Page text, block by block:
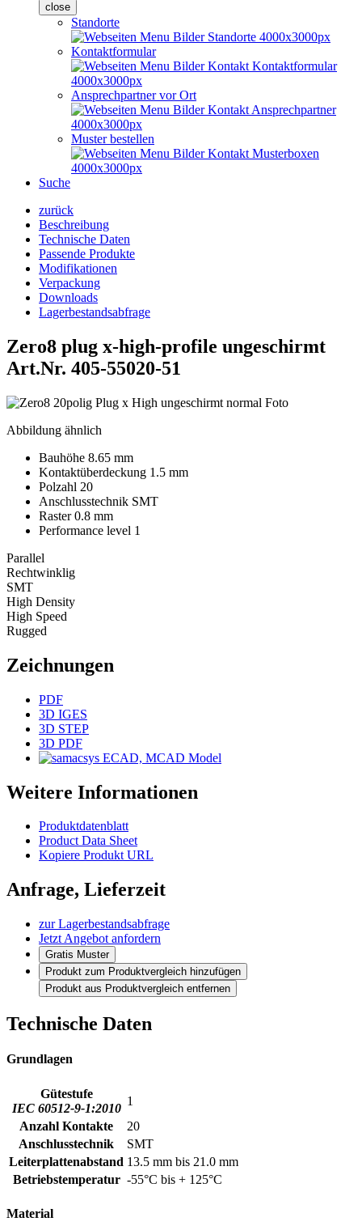
close
Standorte
Kontaktformular
Ansprechpartner vor Ort
Muster bestellen
Suche
zurück
Beschreibung
Technische Daten
Passende Produkte
Modifikationen
Verpackung
Downloads
Lagerbestandsabfrage
Zero8 plug x-high-profile ungeschirmt
Art.Nr. 405-55020-51
Abbildung ähnlich
Bauhöhe 8.65 mm
Kontaktüberdeckung 1.5 mm
Polzahl 20
Anschlusstechnik SMT
Raster 0.8 mm
Performance level 1
Parallel
Rechtwinklig
SMT
High Density
High Speed
Rugged
Zeichnungen
PDF
3D IGES
3D STEP
3D PDF
ECAD, MCAD Model
Weitere Informationen
Produktdatenblatt
Product Data Sheet
Kopiere Produkt URL
Anfrage, Lieferzeit
zur Lagerbestandsabfrage
Jetzt Angebot anfordern
Gratis Muster
Produkt zum Produktvergleich hinzufügen
Produkt aus Produktvergleich entfernen
Technische Daten
Grundlagen
Gütestufe
IEC 60512-9-1:2010
1
Anzahl Kontakte
20
Anschlusstechnik
SMT
Leiterplattenabstand 13.5 mm bis 21.0 mm
Betriebstemperatur -55°C bis + 125°C
Material